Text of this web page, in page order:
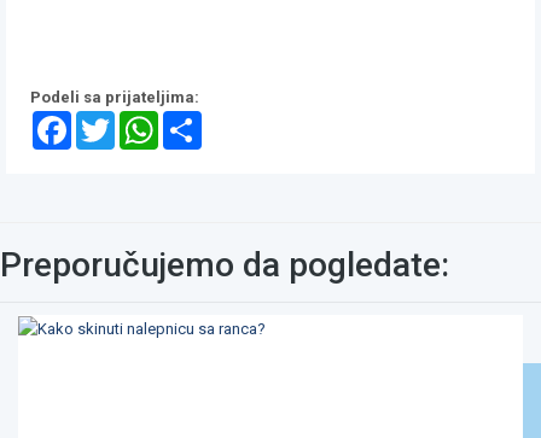
Podeli sa prijateljima:
Facebook
Twitter WhatsApp
Preporučujemo da pogledate: